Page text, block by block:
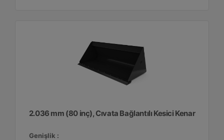
2.036 mm (80 inç), Cıvata Bağlantılı Kesici Kenar
Genişlik :